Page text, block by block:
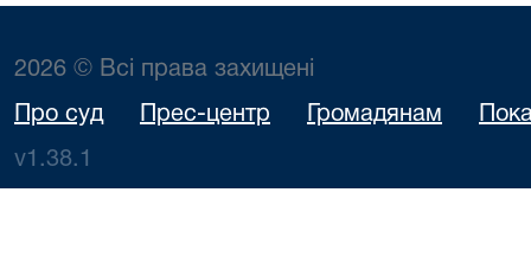
2026 © Всі права захищені
Про суд Прес-центр Громадянам
v1.38.1